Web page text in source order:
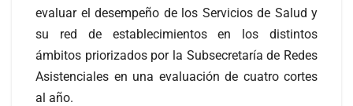
evaluar el desempeño de los Servicios de Salud y
su red de establecimientos en los distintos
ámbitos priorizados por la Subsecretaría de Redes
Asistenciales en una evaluación de cuatro cortes
al año.